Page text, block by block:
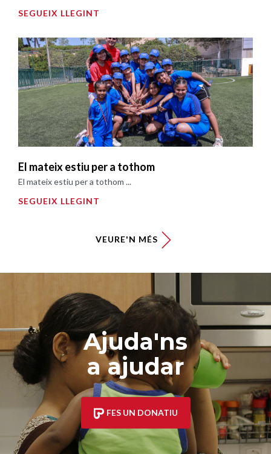
SEGUEIX LLEGINT
El mateix estiu per a tothom
El mateix estiu per a tothom ...
SEGUEIX LLEGINT
VEURE'N MÉS
Ajuda'ns
a ajudar
FES UN DONATIU